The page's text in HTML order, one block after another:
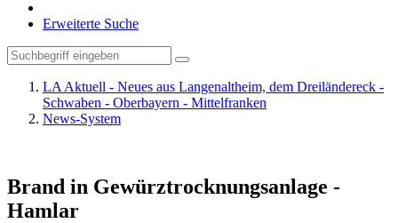
Erweiterte Suche
LA Aktuell - Neues aus Langenaltheim, dem Dreiländereck -
Schwaben - Oberbayern - Mittelfranken
News-System
Brand in Gewürztrocknungsanlage -
Hamlar